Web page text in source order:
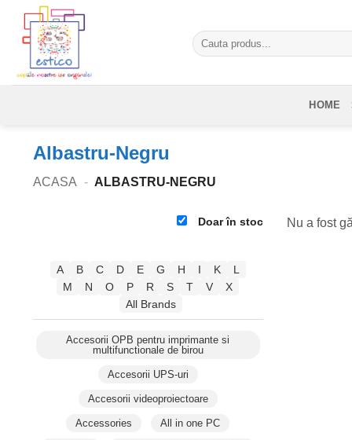
content
Caută
după:
HOME
Albastru-Negru
ACASA - ALBASTRU-NEGRU
Doar în stoc
A B C D E G H I K
L
M
N O P R S T V
X
All Brands
Accesorii OPB pentru imprimante si
multifunctionale de birou
Accesorii UPS-uri
Accesorii videoproiectoare
Accessories All in one PC
Nu a fost